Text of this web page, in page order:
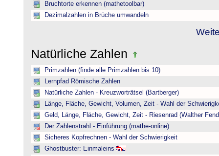
Bruchtorte erkennen (mathetoolbar)
Dezimalzahlen in Brüche umwandeln
Natürliche Zahlen
Primzahlen (finde alle Primzahlen bis 10)
Lernpfad Römische Zahlen
Natürliche Zahlen - Kreuzworträtsel (Bartberger)
Länge, Fläche, Gewicht, Volumen, Zeit - Wahl der
Geld, Länge, Fläche, Gewicht, Zeit - Riesenrad (Walther
Der Zahlenstrahl - Einführung (mathe-online)
Sicheres Kopfrechnen - Wahl der Schwierigkeit
Ghostbuster: Einmaleins